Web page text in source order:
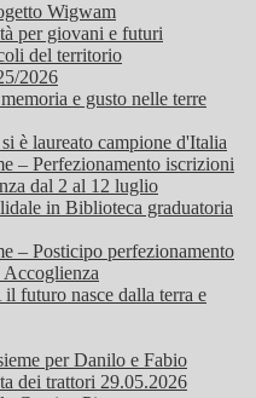
Wigwam
per giovani e futuri
del territorio
2026
e gusto nelle terre
è laureato campione d'Italia
– Perfezionamento iscrizioni
dal 2 al 12 luglio
in Biblioteca graduatoria
– Posticipo perfezionamento
futuro nasce dalla terra e
per Danilo e Fabio
dei trattori 29.05.2026